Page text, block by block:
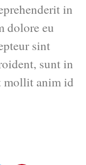
in
dolore eu
sint
sunt in
mollit anim id